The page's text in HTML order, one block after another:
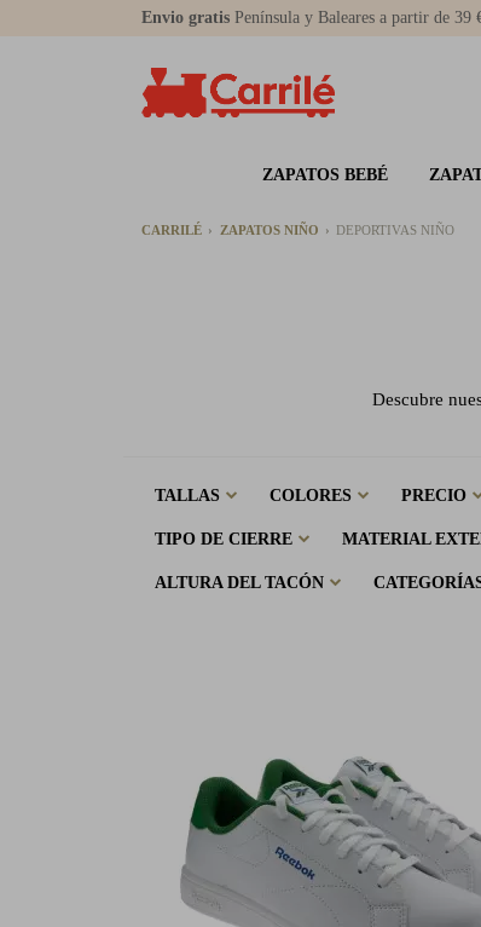
Envio gratis Península y Baleares a partir de 39
ZAPATOS BEBÉ
CARRILÉ ZAPATOS NIÑO DEPORTIVAS NIÑO
Descubre
TALLAS COLORES PRECIO
TIPO DE CIERRE MATERIAL
ALTURA DEL TACÓN